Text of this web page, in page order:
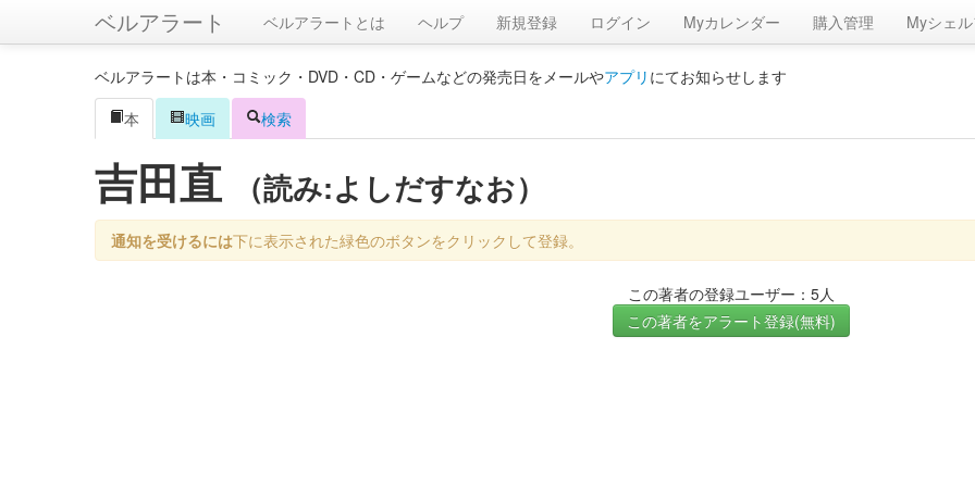
ベルアラート ベルアラートとは ヘルプ 新規登録 ログイン Myカレンダー 購入管理 Myシェル
ベルアラートは本・コミック・DVD・CD・ゲームなどの発売日をメールやアプリ にてお知らせします
本
映画 検索
吉田直 （読み:よしだすなお）
通知を受けるには下に表示された緑色のボタンをクリックして登録。
この著者の登録ユーザー：5人
この著者をアラート登録(無料)